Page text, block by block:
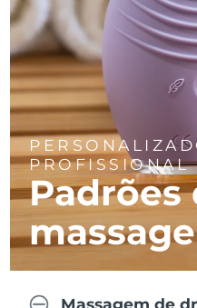
PROFISSIONAL
Padrões
Massagem de